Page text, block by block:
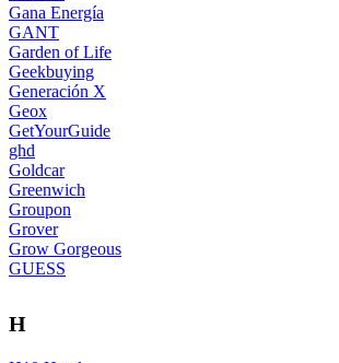
Gana Energía
GANT
Garden of Life
Geekbuying
Generación X
Geox
GetYourGuide
ghd
Goldcar
Greenwich
Groupon
Grover
Grow Gorgeous
GUESS
H